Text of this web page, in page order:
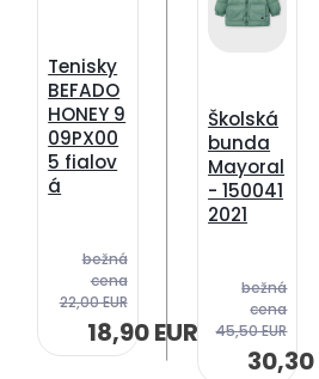
Tenisky
BEFADO
HONEY 9
09PX00
5 fialov
á
bežná
cena
22,00 EUR
18,90 EUR
Školská
bunda
Mayoral
- 150041
2021
bežná
cena
45,50 EUR
30,30